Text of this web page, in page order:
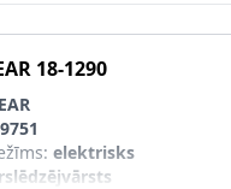
18-1290
: elektrisks